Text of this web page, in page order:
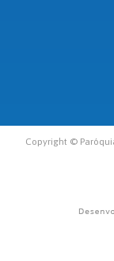
Copyright ©